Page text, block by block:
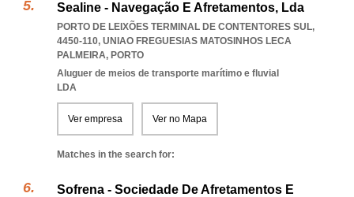
Sealine - Navegação E Afretamentos, Lda
PORTO DE LEIXÕES TERMINAL DE CONTENTORES SUL,
4450-110, UNIAO FREGUESIAS MATOSINHOS LECA
PALMEIRA, PORTO
Aluguer de meios de transporte marítimo e fluvial
LDA
Ver empresa Ver no Mapa
Matches in the search for:
Sofrena - Sociedade De Afretamentos E